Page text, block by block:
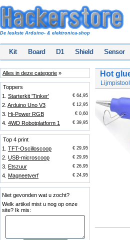
De leukste Arduino- & elektronica-shop
Kit Board D1 Shield Sensor
Alles in deze categorie »
Toppers
1. Starterkit 'Tinker' € 64,95
2. Arduino Uno V3 € 12,95
3. Hi-Power RGB € 0,60
4. 4WD Robotplatform 1 € 39,95
Top 4 print
1. TFT-Oscilloscoop € 29,95
2. USB-microscoop € 29,95
3. Etszuur € 26,95
4. Magneetverf € 24,95
Niet gevonden wat u zocht?
Welk artikel mist u nog op onze
site? Ik mis:
Hot